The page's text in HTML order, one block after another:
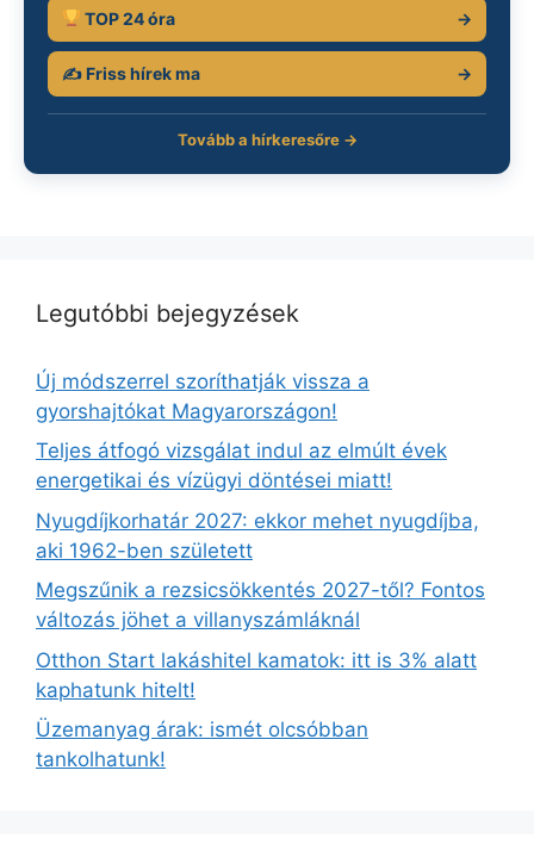
TOP 24 óra →
✍️ Friss hírek ma →
Tovább a hírkeresőre →
Legutóbbi bejegyzések
Új módszerrel szoríthatják vissza a
gyorshajtókat Magyarországon!
Teljes átfogó vizsgálat indul az elmúlt évek
energetikai és vízügyi döntései miatt!
Nyugdíjkorhatár 2027: ekkor mehet nyugdíjba,
aki 1962-ben született
Megszűnik a rezsicsökkentés 2027-től? Fontos
változás jöhet a villanyszámláknál
Otthon Start lakáshitel kamatok: itt is 3% alatt
kaphatunk hitelt!
Üzemanyag árak: ismét olcsóbban
tankolhatunk!